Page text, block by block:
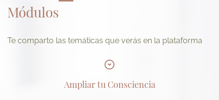
Módulos
Te comparto las temáticas que verás en la plataforma
Ampliar tu Consciencia